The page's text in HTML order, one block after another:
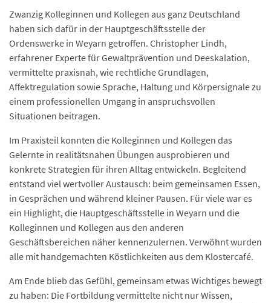
Zwanzig Kolleginnen und Kollegen aus ganz Deutschland
haben sich dafür in der Hauptgeschäftsstelle der
Ordenswerke in Weyarn getroffen. Christopher Lindh,
erfahrener Experte für Gewaltprävention und Deeskalation,
vermittelte praxisnah, wie rechtliche Grundlagen,
Affektregulation sowie Sprache, Haltung und Körpersignale zu
einem professionellen Umgang in anspruchsvollen
Situationen beitragen.
Im Praxisteil konnten die Kolleginnen und Kollegen das
Gelernte in realitätsnahen Übungen ausprobieren und
konkrete Strategien für ihren Alltag entwickeln. Begleitend
entstand viel wertvoller Austausch: beim gemeinsamen Essen,
in Gesprächen und während kleiner Pausen. Für viele war es
ein Highlight, die Hauptgeschäftsstelle in Weyarn und die
Kolleginnen und Kollegen aus den anderen
Geschäftsbereichen näher kennenzulernen. Verwöhnt wurden
alle mit handgemachten Köstlichkeiten aus dem Klostercafé.
Am Ende blieb das Gefühl, gemeinsam etwas Wichtiges bewegt
zu haben: Die Fortbildung vermittelte nicht nur Wissen,